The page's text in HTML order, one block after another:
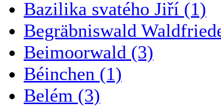
Bazilika svatého Jiří (1)
Begräbniswald
Beimoorwald (3)
Béinchen (1)
Belém (3)